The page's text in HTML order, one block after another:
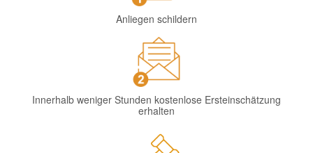
Anliegen schildern
Innerhalb weniger Stunden kostenlose Ersteinschätzung
erhalten